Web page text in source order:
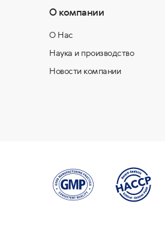
О компании
О Нас
Наука и производство
Новости компании